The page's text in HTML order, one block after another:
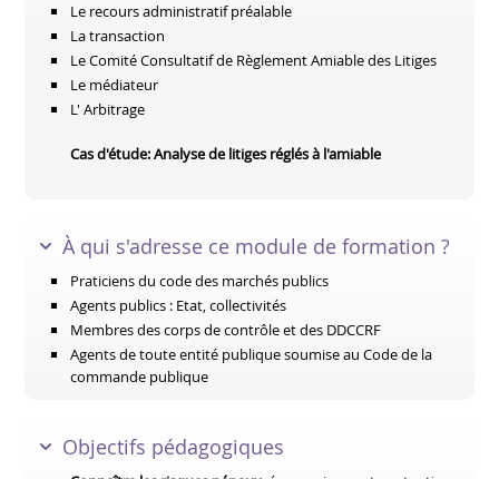
Le recours administratif préalable
La transaction
Le Comité Consultatif de Règlement Amiable des Litiges
Le médiateur
L' Arbitrage
Cas d'étude: Analyse de litiges réglés à l'amiable
À qui s'adresse ce module de formation ?
Praticiens du code des marchés publics
Agents publics : Etat, collectivités
Membres des corps de contrôle et des DDCCRF
Agents de toute entité publique soumise au Code de la
commande publique
Objectifs pédagogiques